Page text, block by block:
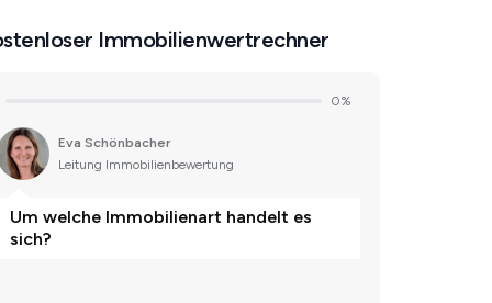
Immobilienwertrechner